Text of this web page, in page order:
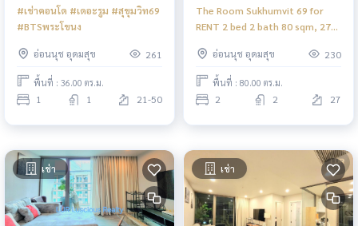
#เช่าคอนโด #เดอะรูม #สุขุมวิท69
#BTSพระโขนง
อ่อนนุช อุดมสุข 261
พื้นที่ : 36.00 ตร.ม.
1 1 21-50
The Room Sukhumvit 69 for
RENT 2 bed 2 bath 80 sqm, 27
อ่อนนุช อุดมสุข
230
พื้นที่ : 80.00 ตร.ม.
2 2 27
เช่า เช่า